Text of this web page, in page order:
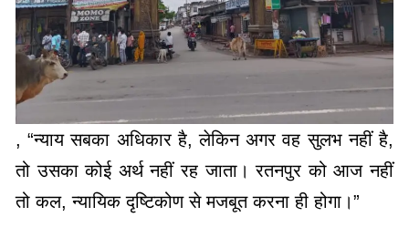
, “न्याय सबका अधिकार है, लेकिन अगर वह सुलभ नहीं है,
तो उसका कोई अर्थ नहीं रह जाता। रतनपुर को आज नहीं
तो कल, न्यायिक दृष्टिकोण से मजबूत करना ही होगा।”